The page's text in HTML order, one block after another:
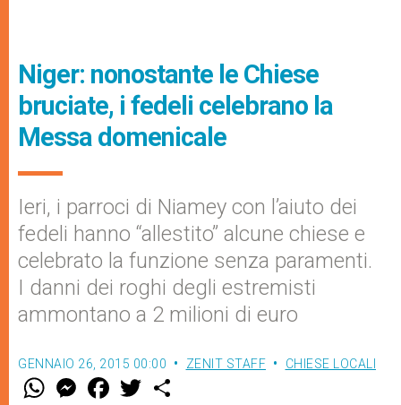
Niger: nonostante le Chiese
bruciate, i fedeli celebrano la
Messa domenicale
Ieri, i parroci di Niamey con l’aiuto dei
fedeli hanno “allestito” alcune chiese e
celebrato la funzione senza paramenti.
I danni dei roghi degli estremisti
ammontano a 2 milioni di euro
GENNAIO 26, 2015 00:00 ZENIT STAFF CHIESE LOCALI
W M
e
F
a w